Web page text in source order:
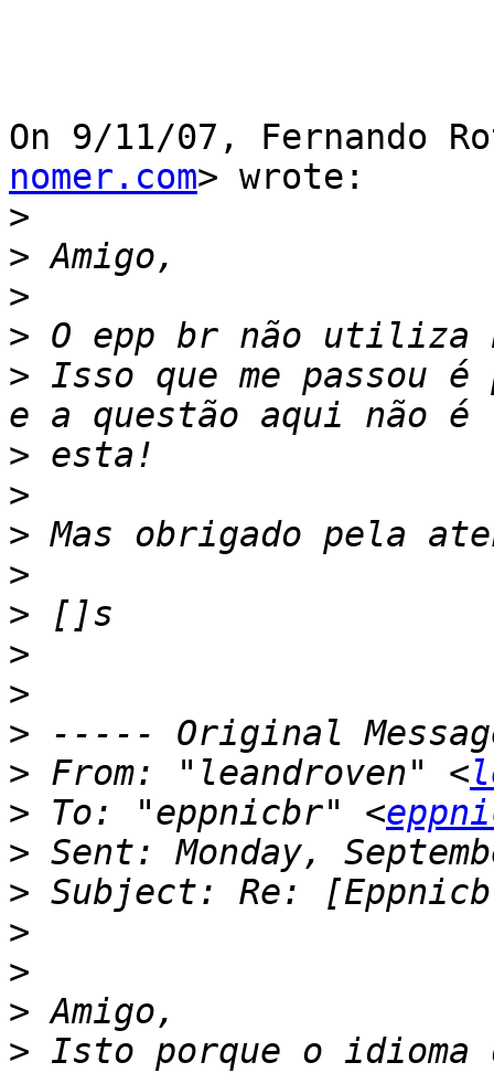
On 9/11/07, Fernando
nomer.com> wrote:
>
>
>
>
> Isso que me passou
>
>
>
>
>
>
>
>
> From: "leandroven" <
> To: "eppnicbr" <
>
>
>
>
>
> Isto porque o idioma